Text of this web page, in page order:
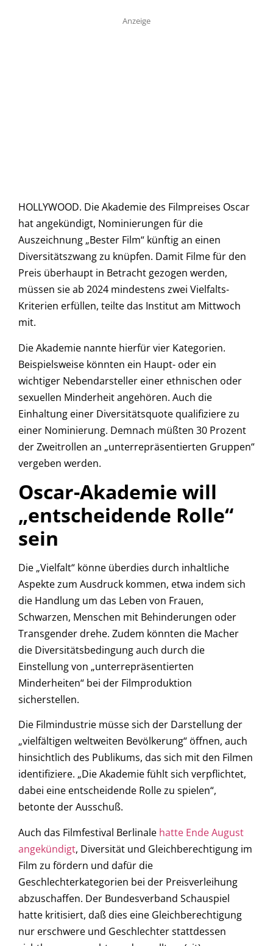
Anzeige
HOLLYWOOD. Die Akademie des Filmpreises Oscar
hat angekündigt, Nominierungen für die
Auszeichnung „Bester Film“ künftig an einen
Diversitätszwang zu knüpfen. Damit Filme für den
Preis überhaupt in Betracht gezogen werden,
müssen sie ab 2024 mindestens zwei Vielfalts-
Kriterien erfüllen, teilte das Institut am Mittwoch
mit.
Die Akademie nannte hierfür vier Kategorien.
Beispielsweise könnten ein Haupt- oder ein
wichtiger Nebendarsteller einer ethnischen oder
sexuellen Minderheit angehören. Auch die
Einhaltung einer Diversitätsquote qualifiziere zu
einer Nominierung. Demnach müßten 30 Prozent
der Zweitrollen an „unterrepräsentierten Gruppen“
vergeben werden.
Oscar-Akademie will
„entscheidende Rolle“
sein
Die „Vielfalt“ könne überdies durch inhaltliche
Aspekte zum Ausdruck kommen, etwa indem sich
die Handlung um das Leben von Frauen,
Schwarzen, Menschen mit Behinderungen oder
Transgender drehe. Zudem könnten die Macher
die Diversitätsbedingung auch durch die
Einstellung von „unterrepräsentierten
Minderheiten“ bei der Filmproduktion
sicherstellen.
Die Filmindustrie müsse sich der Darstellung der
„vielfältigen weltweiten Bevölkerung“ öffnen, auch
hinsichtlich des Publikums, das sich mit den Filmen
identifiziere. „Die Akademie fühlt sich verpflichtet,
dabei eine entscheidende Rolle zu spielen“,
betonte der Ausschuß.
Auch das Filmfestival Berlinale hatte Ende August
angekündigt, Diversität und Gleichberechtigung im
Film zu fördern und dafür die
Geschlechterkategorien bei der Preisverleihung
abzuschaffen. Der Bundesverband Schauspiel
hatte kritisiert, daß dies eine Gleichberechtigung
nur erschwere und Geschlechter stattdessen